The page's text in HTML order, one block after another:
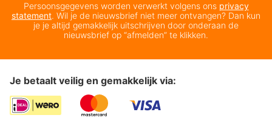
Persoonsgegevens worden verwerkt volgens ons privacy
statement. Wil je de nieuwsbrief niet meer ontvangen? Dan kun
je je altijd gemakkelijk uitschrijven door onderaan de
nieuwsbrief op “afmelden” te klikken.
Je betaalt veilig en gemakkelijk via: